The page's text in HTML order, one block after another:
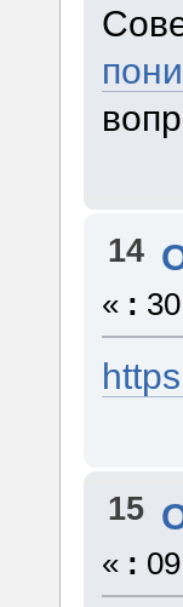
14
« :
15
« :